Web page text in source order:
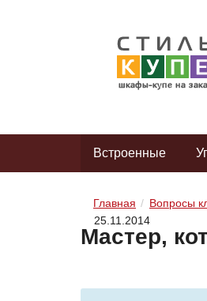
Встроенные
Главная
Вопросы
25.11.2014
Мастер,